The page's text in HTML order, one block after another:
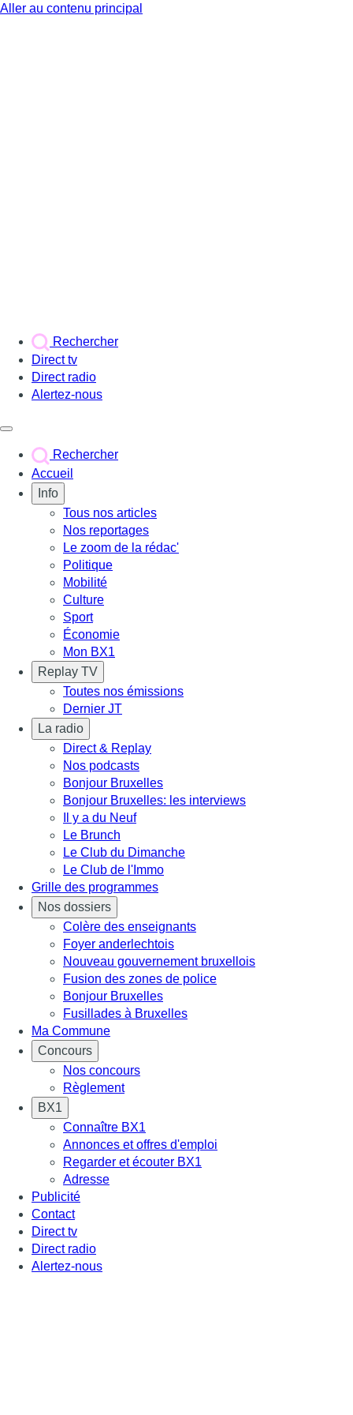
Aller au contenu principal
Rechercher
Direct tv
Direct radio
Alertez-nous
Rechercher
Accueil
Info
Tous nos articles
Nos reportages
Le zoom de la rédac'
Politique
Mobilité
Culture
Sport
Économie
Mon BX1
Replay TV
Toutes nos émissions
Dernier JT
La radio
Direct & Replay
Nos podcasts
Bonjour Bruxelles
Bonjour Bruxelles: les interviews
Il y a du Neuf
Le Brunch
Le Club du Dimanche
Le Club de l'Immo
Grille des programmes
Nos dossiers
Colère des enseignants
Foyer anderlechtois
Nouveau gouvernement bruxellois
Fusion des zones de police
Bonjour Bruxelles
Fusillades à Bruxelles
Ma Commune
Concours
Nos concours
Règlement
BX1
Connaître BX1
Annonces et offres d'emploi
Regarder et écouter BX1
Adresse
Publicité
Contact
Direct tv
Direct radio
Alertez-nous